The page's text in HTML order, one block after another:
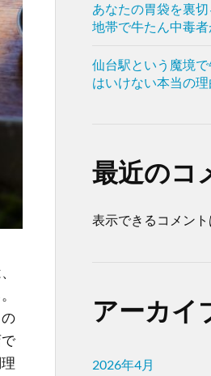
あなたの胃袋を裏
地帯で牛たん中毒
仙台駅という魔境
はいけない本当の理
最近のコ
表示できるコメント
アーカイ
2026年4月